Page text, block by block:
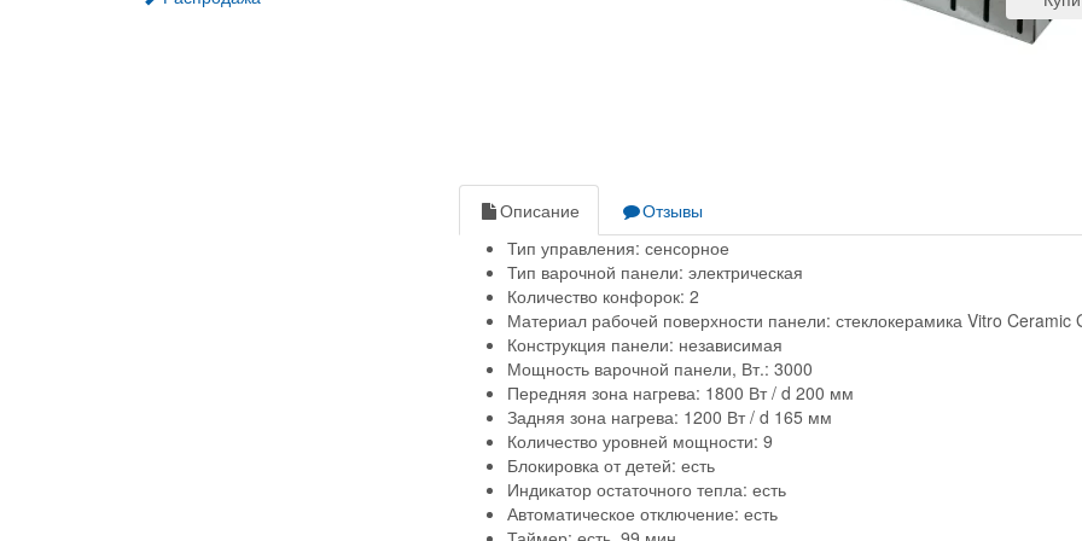
Описание
Отзывы
Тип управления: сенсорное
Тип варочной панели: электрическая
Количество конфорок: 2
Материал рабочей поверхности панели: стеклокерамика Vitro Ceramic
Конструкция панели: независимая
Мощность варочной панели, Вт.: 3000
Передняя зона нагрева: 1800 Вт / d 200 мм
Задняя зона нагрева: 1200 Вт / d 165 мм
Количество уровней мощности: 9
Блокировка от детей: есть
Индикатор остаточного тепла: есть
Автоматическое отключение: есть